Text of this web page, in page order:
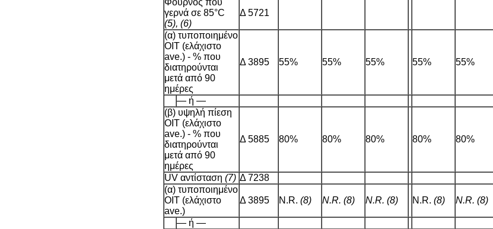
Φούρνος που
γερνά σε 85°C
(5), (6)
Δ 5721
(α) τυποποιημένο
OIT (ελάχιστο
ave.) - % που
διατηρούνται
μετά από 90
ημέρες
Δ 3895 55% 55% 55% 55% 55%
— ή —
(β) υψηλή πίεση
OIT (ελάχιστο
ave.) - % που
διατηρούνται
μετά από 90
ημέρες
Δ 5885 80% 80% 80% 80% 80%
UV αντίσταση (7) Δ 7238
(α) τυποποιημένο
OIT (ελάχιστο
ave.)
Δ 3895 N.R. (8) N.R. (8) N.R. (8) N.R. (8) N.R. (8)
— ή —